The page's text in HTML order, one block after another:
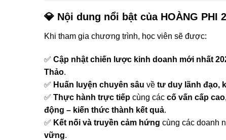
💎 Nội dung nổi bật của HOÀNG PHI
Khi tham gia chương trình, học viên sẽ được:
✅ Cập nhật chiến lược kinh doanh mới nhất
Thảo.
✅ Huấn luyện chuyên sâu về tư duy lãnh đạo,
✅ Thực hành trực tiếp cùng các cố vấn cấp cao,
động – kiến thức thành kết quả.
✅ Kết nối và truyền cảm hứng cùng các doanh
vững.